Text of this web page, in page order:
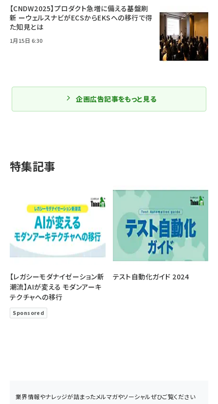
【CNDW2025】プロダクト急増に備える基盤刷
新 ーウェルスナビがECSからEKSへの移行で得
た知見とは
1月15日 6:30
企画広告記事をもっと見る
業界情報やナレッジが詰まったメルマガやソーシャルぜひご覧ください
特集記事
【レガシーモダナイゼーション新
潮流】AIが変える モダンアーキ
テクチャへの移行
Sponsored
テスト自動化ガイド 2024